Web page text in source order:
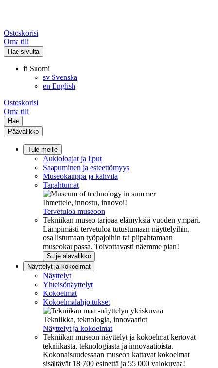
Ostoskorisi
Oma tili
Hae sivulta
fi Suomi
sv Svenska
en English
Ostoskorisi
Oma tili
Hae
Päävalikko
Tule meille
Aukioloajat ja liput
Saapuminen ja esteettömyys
Museokauppa ja kahvila
Tapahtumat
Ihmettele, innostu, innovoi!
Tervetuloa museoon
Tekniikan museo tarjoaa elämyksiä vuoden ympäri.
Lämpimästi tervetuloa tutustumaan näyttelyihin,
osallistumaan työpajoihin tai piipahtamaan
museokaupassa. Toivottavasti näemme pian!
Sulje alavalikko
Näyttelyt ja kokoelmat
Näyttelyt
Yhteisönäyttelyt
Kokoelmat
Kokoelmalahjoitukset
Tekniikka, teknologia, innovaatiot
Näyttelyt ja kokoelmat
Tekniikan museon näyttelyt ja kokoelmat kertovat
tekniikasta, teknologiasta ja innovaatioista.
Kokonaisuudessaan museon kattavat kokoelmat
sisältävät 18 700 esinettä ja 55 000 valokuvaa!